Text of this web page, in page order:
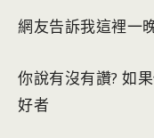
網友告訴我這裡一
你說有沒有讚? 如
好者